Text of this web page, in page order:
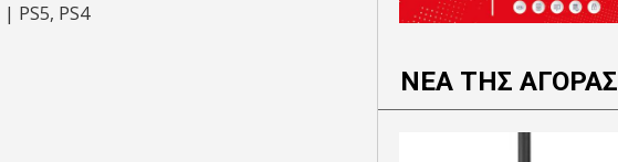
| PS5, PS4
ΝΕΑ ΤΗΣ ΑΓΟΡΑΣ